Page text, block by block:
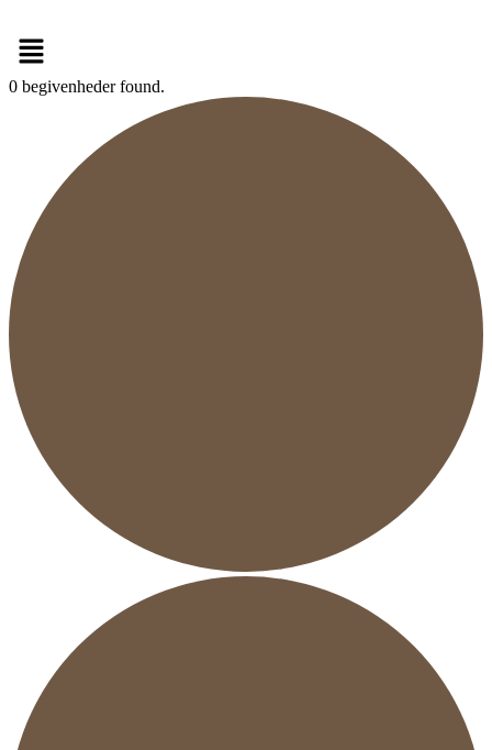
til
indhold
Menu
0 begivenheder found.